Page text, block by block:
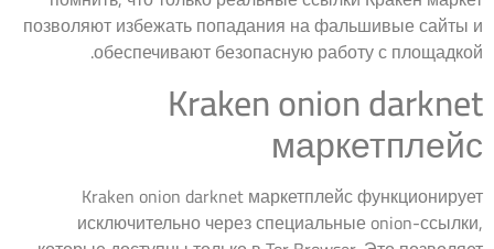
позволяют избежать попадания на фальшивые сайты и
обеспечивают безопасную работу с площадкой.
Kraken onion darknet
маркетплейс
Kraken onion darknet маркетплейс функционирует
исключительно через специальные onion-ссылки,